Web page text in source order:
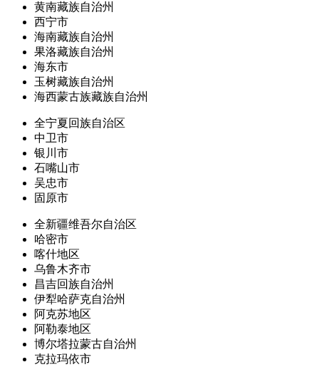
黄南藏族自治州
西宁市
海南藏族自治州
果洛藏族自治州
海东市
玉树藏族自治州
海西蒙古族藏族自治州
全宁夏回族自治区
中卫市
银川市
石嘴山市
吴忠市
固原市
全新疆维吾尔自治区
哈密市
喀什地区
乌鲁木齐市
昌吉回族自治州
伊犁哈萨克自治州
阿克苏地区
阿勒泰地区
博尔塔拉蒙古自治州
克拉玛依市